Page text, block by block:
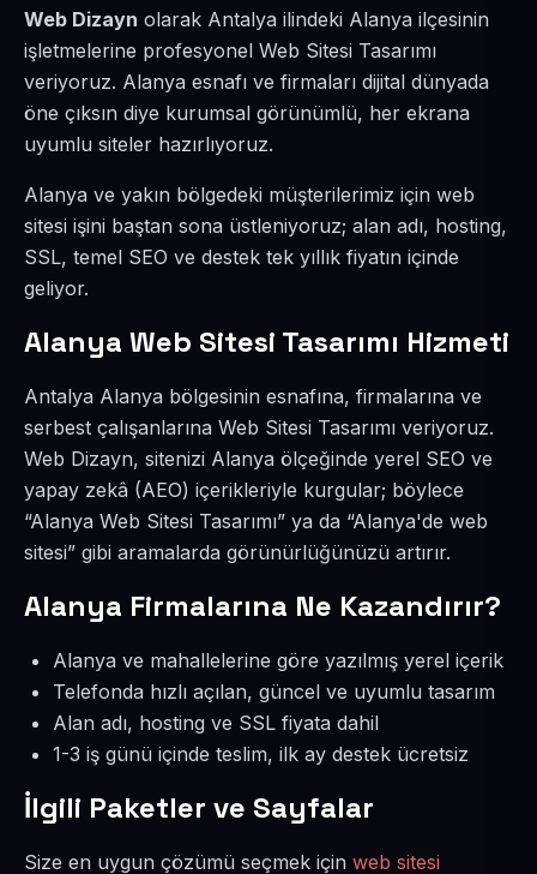
Web Dizayn olarak Antalya ilindeki Alanya ilçesinin
işletmelerine profesyonel Web Sitesi Tasarımı
veriyoruz. Alanya esnafı ve firmaları dijital dünyada
öne çıksın diye kurumsal görünümlü, her ekrana
uyumlu siteler hazırlıyoruz.
Alanya ve yakın bölgedeki müşterilerimiz için web
sitesi işini baştan sona üstleniyoruz; alan adı, hosting,
SSL, temel SEO ve destek tek yıllık fiyatın içinde
geliyor.
Alanya Web Sitesi Tasarımı Hizmeti
Antalya Alanya bölgesinin esnafına, firmalarına ve
serbest çalışanlarına Web Sitesi Tasarımı veriyoruz.
Web Dizayn, sitenizi Alanya ölçeğinde yerel SEO ve
yapay zekâ (AEO) içerikleriyle kurgular; böylece
“Alanya Web Sitesi Tasarımı” ya da “Alanya'de web
sitesi” gibi aramalarda görünürlüğünüzü artırır.
Alanya Firmalarına Ne Kazandırır?
Alanya ve mahallelerine göre yazılmış yerel içerik
Telefonda hızlı açılan, güncel ve uyumlu tasarım
Alan adı, hosting ve SSL fiyata dahil
1-3 iş günü içinde teslim, ilk ay destek ücretsiz
İlgili Paketler ve Sayfalar
Size en uygun çözümü seçmek için web sitesi